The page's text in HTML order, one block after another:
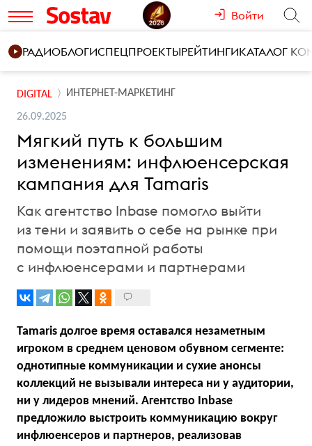
Войти
РАДИОБЛОГИСПЕЦПРОЕКТЫРЕЙТИНГИКАТАЛОГ
DIGITAL ИНТЕРНЕТ-МАРКЕТИНГ
26.09.2025
Мягкий путь к большим
изменениям: инфлюенсерская
кампания для Tamaris
Как агентство Inbase помогло выйти
из тени и заявить о себе на рынке при
помощи поэтапной работы
с инфлюенсерами и партнерами
Tamaris долгое время оставался незаметным
игроком в среднем ценовом обувном сегменте:
однотипные коммуникации и сухие анонсы
коллекций не вызывали интереса ни у аудитории,
ни у лидеров мнений. Агентство Inbase
предложило выстроить коммуникацию вокруг
инфлюенсеров и партнеров, реализовав